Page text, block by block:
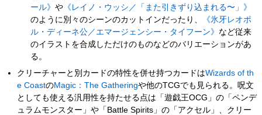
ール》や 《レイノ・ウッシ／「また引きずり込まれる〜」》
のように別々のシーンのカットインだったり、
《氷牙レオポ
ル・ディーネ公／エマージェンシー・タイフーン》 など従来
のイラストを合成しただけのものなどのバリエーションがあ
る。
クリーチャーと別カードの特性を併せ持つカードはWizards of th
e CoastのMagic：The Gatheringや他のTCGでも見られる。呪文
としても使える汎用性を持たせる点は「遊戯王OCG」の「ペンデ
ュラムモンスター」や「Battle Spirits」の「アクセル」、クリー